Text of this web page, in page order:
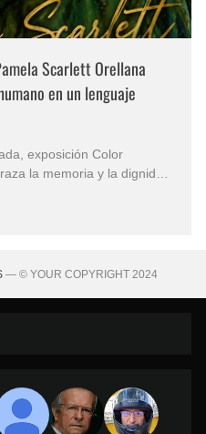
Scarlett Orellana
en un lenguaje
exposición Color
la memoria y la dignidad
para permanecer en la
— © YOUR COPYRIGHT 2024